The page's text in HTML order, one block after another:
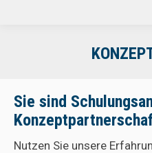
Sie sind
Nutzen Sie unsere